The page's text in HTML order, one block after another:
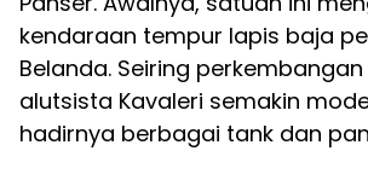
kendaraan tempur lapis baja
Belanda. Seiring
alutsista Kavaleri semakin
hadirnya berbagai tank dan